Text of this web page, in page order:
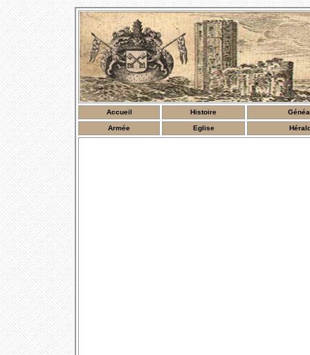
Accueil Histoire
Armée Eglise